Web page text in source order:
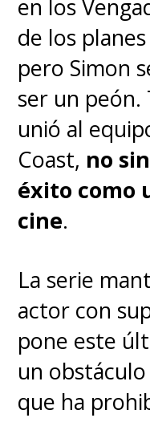
en los
de los
pero Simon
ser un peón.
unió al
Coast, no
éxito como
cine.
La serie
actor con
pone este
un
que ha